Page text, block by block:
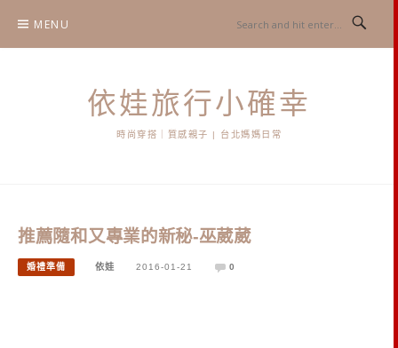
content
MENU
依娃旅行小確幸
時尚穿搭｜質感親子 | 台北媽媽日常
推薦隨和又專業的新秘-巫葳葳
婚禮準備 依娃 2016-01-21 0